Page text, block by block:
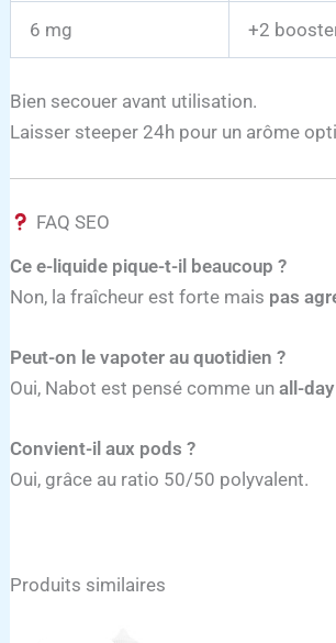
6 mg +2
Bien secouer avant utilisation.
Laisser steeper 24h pour un arôme
FAQ SEO
Ce e-liquide pique-t-il beaucoup ?
Non, la fraîcheur est forte mais pas
Peut-on le vapoter au quotidien ?
Oui, Nabot est pensé comme unall-day
Convient-il aux pods ?
Oui, grâce au ratio 50/50 polyvalent.
Produits similaires